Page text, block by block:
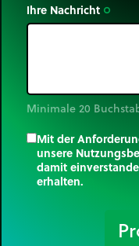
Ihre Nachricht trip_origin
Minimale 20
Mit der
unsere
damit
erhalten.